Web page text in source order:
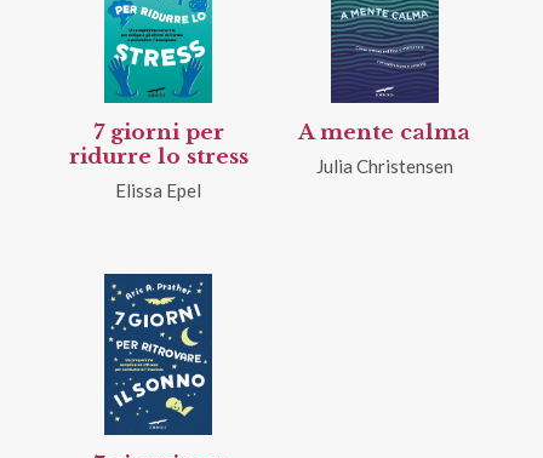
7 giorni per
ridurre lo stress
Elissa Epel
A mente calma
Julia Christensen